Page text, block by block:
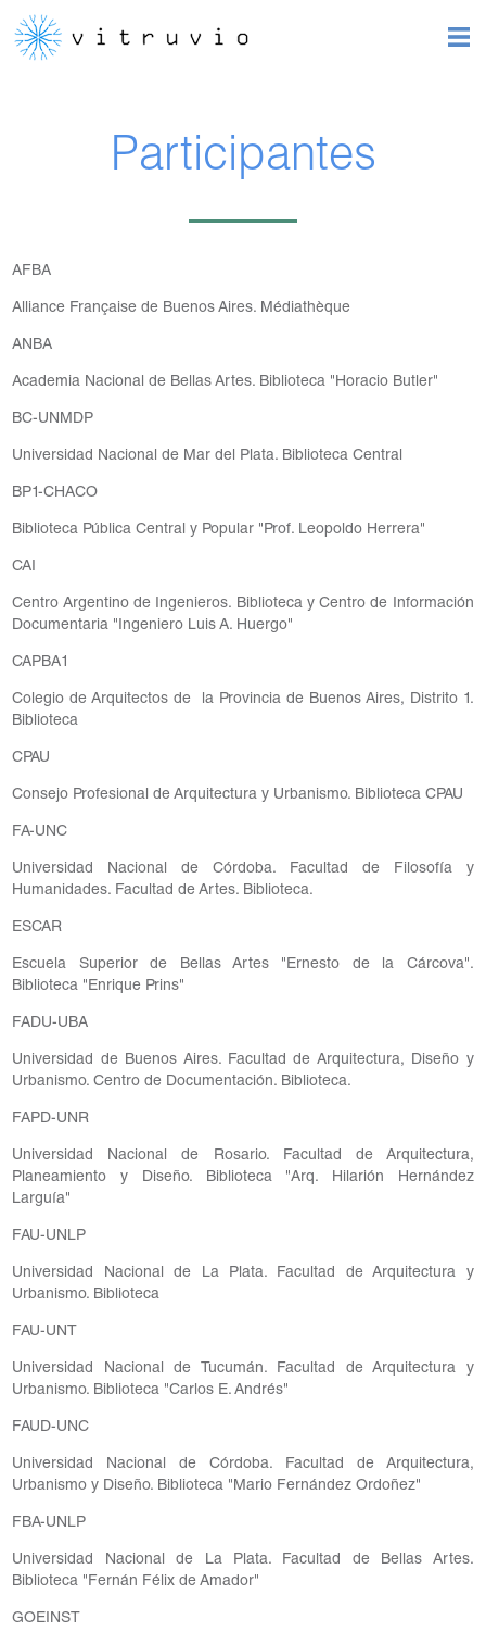
Participantes
AFBA
Alliance Française de Buenos Aires. Médiathèque
ANBA
Academia Nacional de Bellas Artes. Biblioteca "Horacio Butler"
BC-UNMDP
Universidad Nacional de Mar del Plata. Biblioteca Central
BP1-CHACO
Biblioteca Pública Central y Popular "Prof. Leopoldo Herrera"
CAI
Centro Argentino de Ingenieros. Biblioteca y Centro de Información
Documentaria "Ingeniero Luis A. Huergo"
CAPBA1
Colegio de Arquitectos de la Provincia de Buenos Aires, Distrito 1.
Biblioteca
CPAU
Consejo Profesional de Arquitectura y Urbanismo. Biblioteca CPAU
FA-UNC
Universidad Nacional de Córdoba. Facultad de Filosofía y
Humanidades. Facultad de Artes. Biblioteca.
ESCAR
Escuela Superior de Bellas Artes "Ernesto de la Cárcova".
Biblioteca "Enrique Prins"
FADU-UBA
Universidad de Buenos Aires. Facultad de Arquitectura, Diseño y
Urbanismo. Centro de Documentación. Biblioteca.
FAPD-UNR
Universidad Nacional de Rosario. Facultad de Arquitectura,
Planeamiento y Diseño. Biblioteca "Arq. Hilarión Hernández
Larguía"
FAU-UNLP
Universidad Nacional de La Plata. Facultad de Arquitectura y
Urbanismo. Biblioteca
FAU-UNT
Universidad Nacional de Tucumán. Facultad de Arquitectura y
Urbanismo. Biblioteca "Carlos E. Andrés"
FAUD-UNC
Universidad Nacional de Córdoba. Facultad de Arquitectura,
Urbanismo y Diseño. Biblioteca "Mario Fernández Ordoñez"
FBA-UNLP
Universidad Nacional de La Plata. Facultad de Bellas Artes.
Biblioteca "Fernán Félix de Amador"
GOEINST